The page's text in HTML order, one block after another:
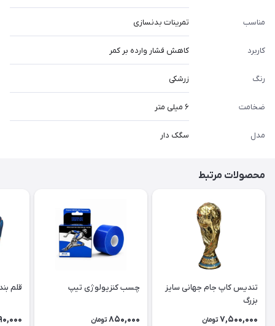
مناسب تمرینات بدنسازی
کاربرد کاهش فشار وارده بر کمر
رنگ زرشکی
ضخامت ۶ میلی متر
مدل سگک دار
محصولات مرتبط
تندیس کاپ جام جهانی سایز
بزرگ
7,500,000 تومان
چسب کنزیولوژی تیپ
850,000 تومان
قلم